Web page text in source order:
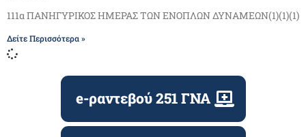
111α ΠΑΝΗΓΥΡΙΚΟΣ ΗΜΕΡΑΣ ΤΩΝ ΕΝΟΠΛΩΝ ΔΥΝΑΜΕΩΝ(1)(1)(1)
Δείτε Περισσότερα »
e-ραντεβού 251 ΓΝΑ